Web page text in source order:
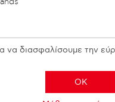
© 2026 N. KESISOGLOU
διασφαλίσουμε την
OK